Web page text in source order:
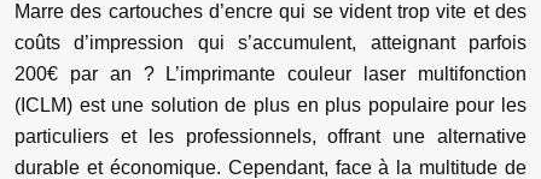
Marre des cartouches d’encre qui se vident trop vite et des
coûts d’impression qui s’accumulent, atteignant parfois
200€ par an ? L’imprimante couleur laser multifonction
(ICLM) est une solution de plus en plus populaire pour les
particuliers et les professionnels, offrant une alternative
durable et économique. Cependant, face à la multitude de